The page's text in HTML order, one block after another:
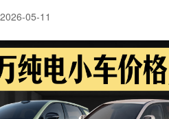
2026-05-11